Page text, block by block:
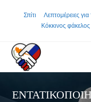
Σπίτι Λεπτομέρειες
Κόκκινος φάκελος